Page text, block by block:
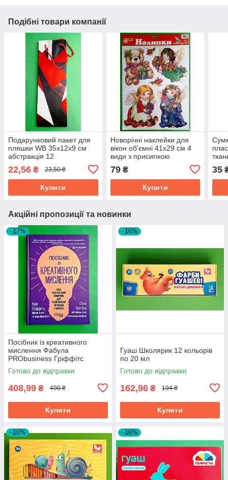
Подібні товари компанії
Подарунковий пакет для
пляшки WB 35x12x9 см
абстракція 12
22,56 ₴ 23,50 ₴
Купити
Новорічні наклейки для
вікон об'ємні 41x29 см 4
види з присипкою
79₴
Купити
35
Акційні пропозиції та новинки
–17%
Посібник із креативного
мислення Фабула
PRObusiness Гріффітс
фіолетова
Готово до відправки
408,99 ₴ 490 ₴
Купити
–16%
Гуаш Школярик 12 кольорів
по 20 мл
Готово до відправки
162,96 ₴ 194 ₴
Купити
–16% –16%